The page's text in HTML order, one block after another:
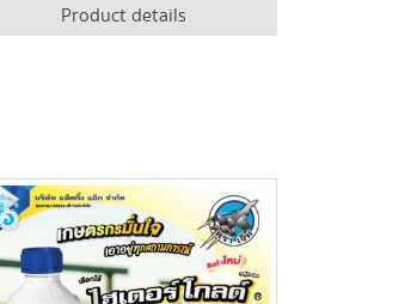
Product details